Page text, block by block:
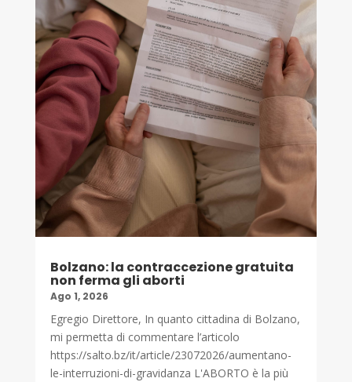
Bolzano: la contraccezione gratuita
non ferma gli aborti
Ago 1, 2026
Egregio Direttore, In quanto cittadina di Bolzano,
mi permetta di commentare l’articolo
https://salto.bz/it/article/23072026/aumentano-
le-interruzioni-di-gravidanza L'ABORTO è la più